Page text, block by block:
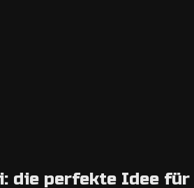
die perfekte Idee für